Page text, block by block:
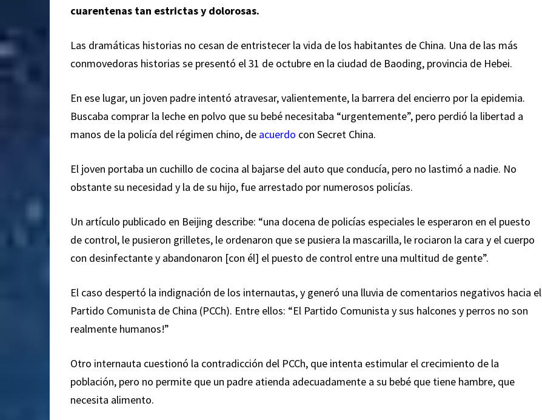
cuarentenas tan estrictas y dolorosas.
Las dramáticas historias no cesan de entristecer la vida de los habitantes de China. Una de las más
conmovedoras historias se presentó el 31 de octubre en la ciudad de Baoding, provincia de Hebei.
En ese lugar, un joven padre intentó atravesar, valientemente, la barrera del encierro por la epidemia.
Buscaba comprar la leche en polvo que su bebé necesitaba “urgentemente”, pero perdió la libertad a
manos de la policía del régimen chino, de acuerdo con Secret China.
El joven portaba un cuchillo de cocina al bajarse del auto que conducía, pero no lastimó a nadie. No
obstante su necesidad y la de su hijo, fue arrestado por numerosos policías.
Un artículo publicado en Beijing describe: “una docena de policías especiales le esperaron en el puesto
de control, le pusieron grilletes, le ordenaron que se pusiera la mascarilla, le rociaron la cara y el cuerpo
con desinfectante y abandonaron [con él] el puesto de control entre una multitud de gente”.
El caso despertó la indignación de los internautas, y generó una lluvia de comentarios negativos hacia el
Partido Comunista de China (PCCh). Entre ellos: “El Partido Comunista y sus halcones y perros no son
realmente humanos!”
Otro internauta cuestionó la contradicción del PCCh, que intenta estimular el crecimiento de la
población, pero no permite que un padre atienda adecuadamente a su bebé que tiene hambre, que
necesita alimento.